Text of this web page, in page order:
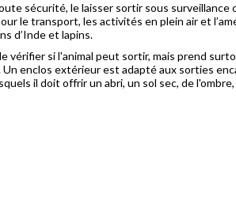
sécurité, le laisser sortir sous surveillance
le transport, les activités en plein air et
d’Inde et lapins.
vérifier si l'animal peut sortir, mais prend
enclos extérieur est adapté aux sorties
il doit offrir un abri, un sol sec, de